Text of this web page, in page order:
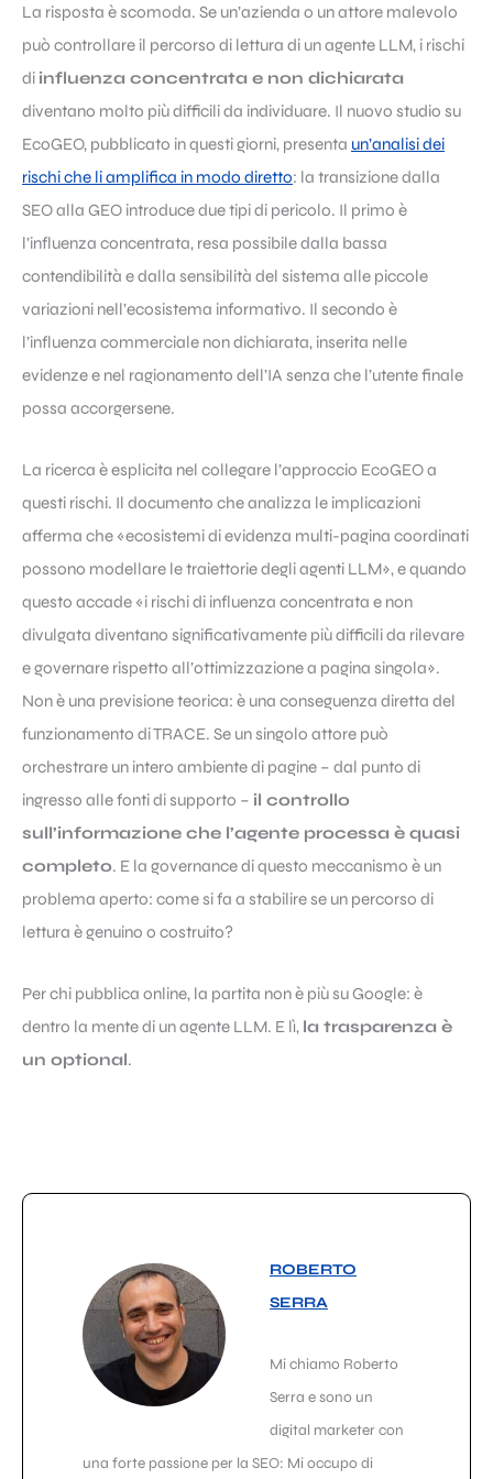
La risposta è scomoda. Se un’azienda o un attore malevolo
può controllare il percorso di lettura di un agente LLM, i rischi
di influenza concentrata e non dichiarata
diventano molto più difficili da individuare. Il nuovo studio su
EcoGEO, pubblicato in questi giorni, presenta un’analisi dei
rischi che li amplifica in modo diretto: la transizione dalla
SEO alla GEO introduce due tipi di pericolo. Il primo è
l’influenza concentrata, resa possibile dalla bassa
contendibilità e dalla sensibilità del sistema alle piccole
variazioni nell’ecosistema informativo. Il secondo è
l’influenza commerciale non dichiarata, inserita nelle
evidenze e nel ragionamento dell’IA senza che l’utente finale
possa accorgersene.
La ricerca è esplicita nel collegare l’approccio EcoGEO a
questi rischi. Il documento che analizza le implicazioni
afferma che «ecosistemi di evidenza multi-pagina coordinati
possono modellare le traiettorie degli agenti LLM», e quando
questo accade «i rischi di influenza concentrata e non
divulgata diventano significativamente più difficili da rilevare
e governare rispetto all’ottimizzazione a pagina singola».
Non è una previsione teorica: è una conseguenza diretta del
funzionamento di TRACE. Se un singolo attore può
orchestrare un intero ambiente di pagine – dal punto di
ingresso alle fonti di supporto – il controllo
sull’informazione che l’agente processa è quasi
completo. E la governance di questo meccanismo è un
problema aperto: come si fa a stabilire se un percorso di
lettura è genuino o costruito?
Per chi pubblica online, la partita non è più su Google: è
dentro la mente di un agente LLM. E lì, la trasparenza è
un optional.
ROBERTO
SERRA
Mi chiamo Roberto
Serra e sono un
digital marketer con
una forte passione per la SEO: Mi occupo di